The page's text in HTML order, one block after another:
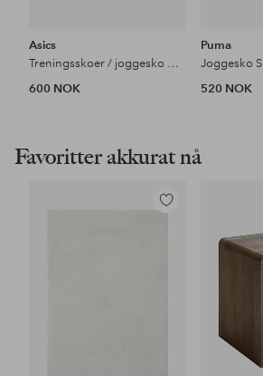
Asics
Treningsskoer / joggesko Upcourt 6 GS
600 NOK
Puma
520 NOK
Favoritter akkurat nå
Legg